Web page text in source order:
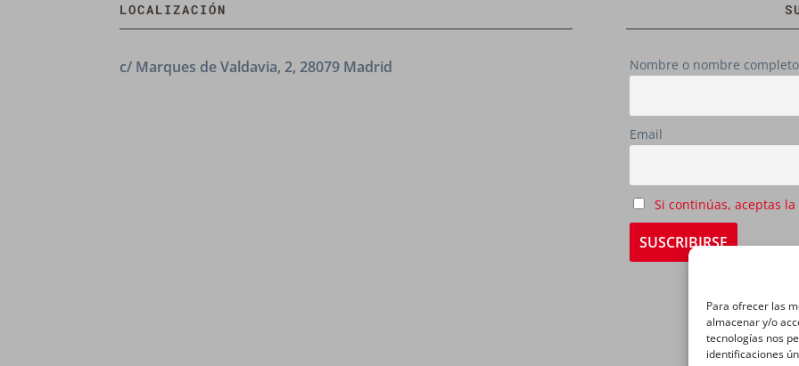
Para ofrecer las
almacenar y/o
tecnologías nos
identificaciones
LOCALIZACIÓN
c/ Marques de Valdavia, 2, 28079 Madrid Nombre o nombre completo
Email
Si continúas, aceptas